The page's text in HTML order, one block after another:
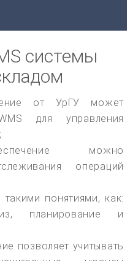
системы
от УрГУ может
для управления
можно
операций
понятиями, как:
планирование и
позволяет учитывать